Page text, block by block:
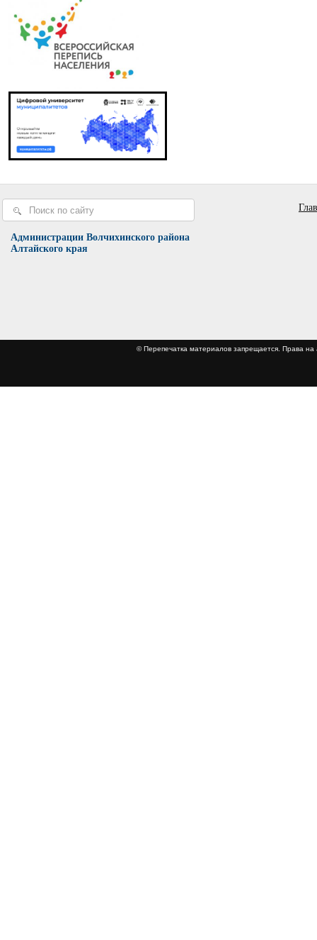
Администрации Волчихинского района
Алтайского края
© Перепечатка материалов запрещается.